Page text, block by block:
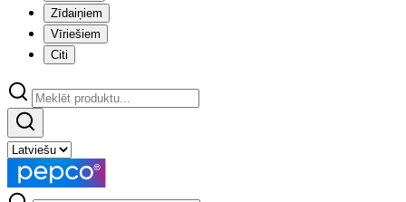
Zīdaiņiem
Vīriešiem
Citi